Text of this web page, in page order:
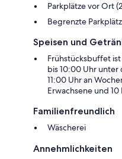
Parkplätze vor Ort
Begrenzte
Speisen und
Frühstücksbuffet
bis 10:00 Uhr unter
11:00 Uhr an
Erwachsene und 10
Familienfreundlich
Wäscherei
Annehmlichkeiten